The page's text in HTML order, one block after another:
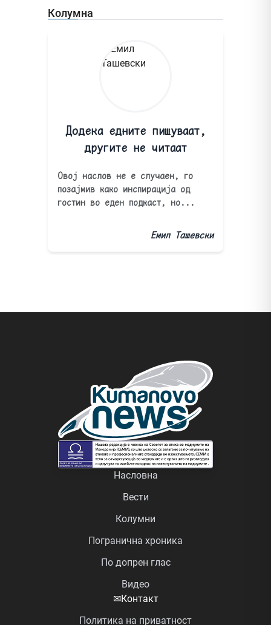
Колумна
Додека едните пишуваат,
другите не читаат
Овој наслов не е случаен, го
позајмив како инспирација од
гостин во еден подкаст, но...
Емил Ташевски
Насловна
Вести
Колумни
Погранична хроника
По допрен глас
Видео
✉Контакт
Политика на приватност